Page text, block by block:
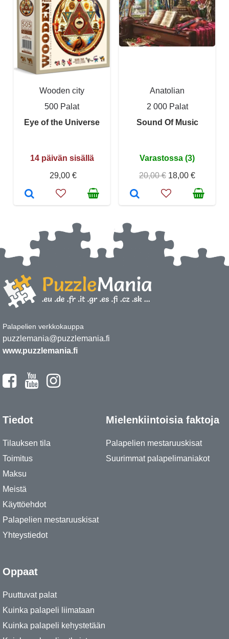
Wooden city
500 Palat
Eye of the Universe
14 päivän sisällä
29,00 €
Anatolian
2 000 Palat
Sound Of Music
Varastossa (3)
20,00 € 18,00 €
Palapelien verkkokauppa
puzzlemania@puzzlemania.fi
www.puzzlemania.fi
Tiedot
Tilauksen tila
Toimitus
Maksu
Meistä
Käyttöehdot
Palapelien mestaruuskisat
Yhteystiedot
Mielenkiintoisia faktoja
Palapelien mestaruuskisat
Suurimmat palapelimaniakot
Oppaat
Puuttuvat palat
Kuinka palapeli liimataan
Kuinka palapeli kehystetään